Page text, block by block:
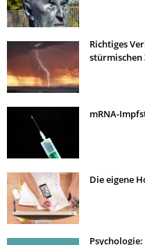
Richtiges
stürmischen
mRNA-
Die eigene